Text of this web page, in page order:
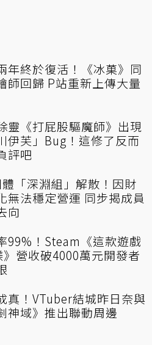
年終於復活！《冰菓》同
師回歸 P站重新上傳大量
靈《打屁股驅魔師》出現
伊芙」Bug！這修了反而
評吧
體「深淵組」解散！因財
無法穩定營運 同步揭成員
向
99%！Steam《這款遊戲
》營收破4000萬元開發者
真！VTuber結城昨日奈與
神域》推出聯動周邊